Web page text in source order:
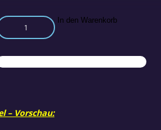
In den Warenkorb
– Vorschau: